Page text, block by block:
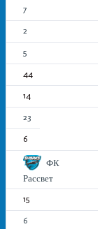
7
2
5
44
14
23
6
ФК
Рассвет
15
6